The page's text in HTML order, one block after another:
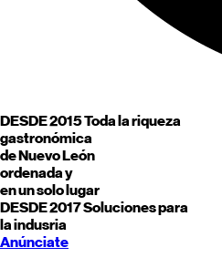
DESDE 2015Toda la riqueza
gastronómica
deNuevo León
ordenada y
en un solo lugar
DESDE 2017Soluciones para
la indusria
Anúnciate